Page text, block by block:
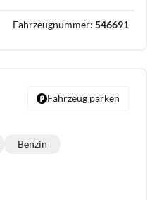
Fahrzeugnummer: 546691
Benzin
Fahrzeug parken